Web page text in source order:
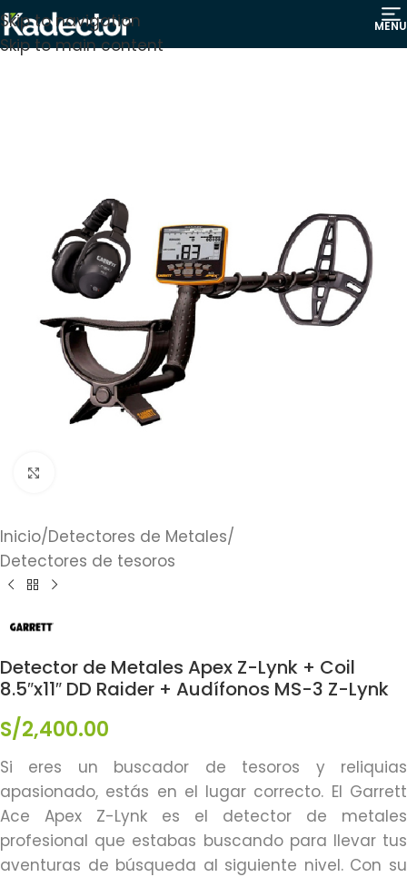
Skip to navigation
Skip to main content
MENU
Inicio/Detectores de Metales/
Detectores de tesoros
Detector de Metales Apex Z-Lynk + Coil
8.5″x11″ DD Raider + Audífonos MS-3 Z-Lynk
S/2,400.00
Si eres un buscador de tesoros y reliquias
apasionado, estás en el lugar correcto. El Garrett
Ace Apex Z-Lynk es el detector de metales
profesional que estabas buscando para llevar tus
aventuras de búsqueda al siguiente nivel. Con su